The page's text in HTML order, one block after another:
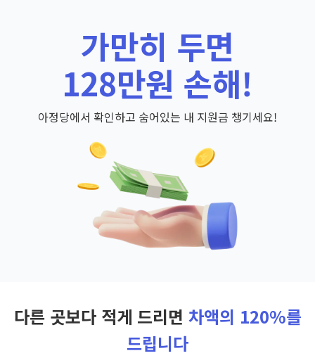
가만히 두면
128만원 손해!
아정당에서 확인하고 숨어있는 내 지원금 챙기세요!
다른 곳보다 적게 드리면 차액의 120%를
드립니다